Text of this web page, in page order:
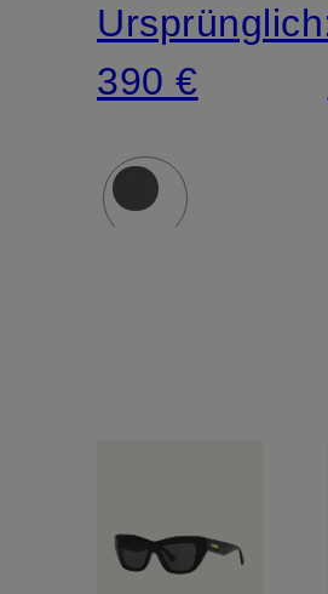
390 €